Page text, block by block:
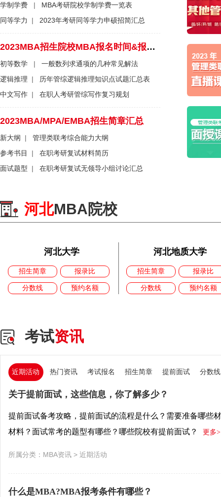
学制学费 |
MBA考研院校学制学费一览表
同等学力
| 2023年考研同等学力申硕招简汇总
2023MBA招生院校MBA报名时间&报名流程一览表
初等数学 |
一般数列求通项的几种常见解法
逻辑推理
|
历年管综逻辑推理知识点试题汇总表
中文写作 | 在职人考研管综写作复习规划
2023MBA/MPA/EMBA招生简章汇总
新大纲 |
管理类联考综合能力大纲
参考书目
|
在职考研复试材料简历
面试题型
| 在职考研复试无领导小组讨论汇总
河北MBA院校
河北大学
招生简章 报录比
分数线 预约名额
河北地质大学
招生简章 报录比
分数线 预约名额
考试资讯
近期活动 热门资讯 考试报名 招生简章 提前面试 分数线
关于提前面试，这些信息，你了解多少？
提前面试备考攻略，提前面试的流程是什么？需要准备哪些
材料？面试常考的题型有哪些？哪些院校有提前面试？
更多>
所属分类： MBA资讯 > 近期活动
什么是MBA?MBA报考条件有哪些？